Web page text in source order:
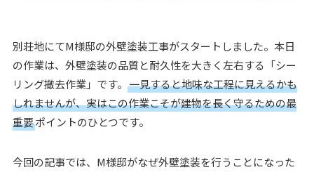
別荘地にてM様邸の外壁塗装工事がスタートしました。本日
の作業は、外壁塗装の品質と耐久性を大きく左右する「シー
リング撤去作業」です。 一見すると地味な工程に見えるかも
しれませんが、実はこの作業こそが建物を長く守るための最
重要ポイントのひとつです。
今回の記事では、M様邸がなぜ外壁塗装を行うことになった